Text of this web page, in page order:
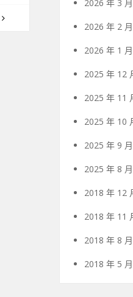
2026 年 3 月
2026 年 2 月
2026 年 1 月
2025 年 12
2025 年 11
2025 年 10
2025 年 9 月
2025 年 8 月
2018 年 12
2018 年 11
2018 年 8 月
2018 年 5 月